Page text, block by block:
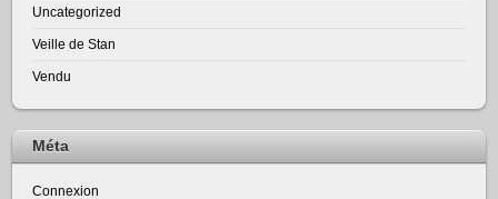
Uncategorized
Veille de Stan
Vendu
Méta
Connexion